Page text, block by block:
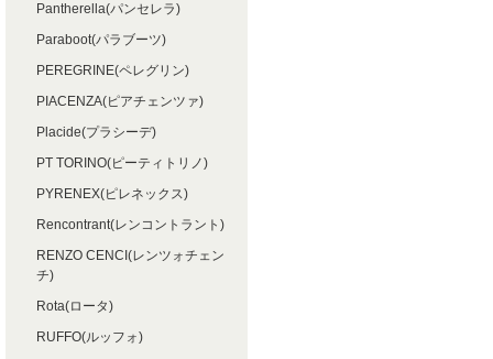
Pantherella(パンセレラ)
Paraboot(パラブーツ)
PEREGRINE(ペレグリン)
PIACENZA(ピアチェンツァ)
Placide(プラシーデ)
PT TORINO(ピーティトリノ)
PYRENEX(ピレネックス)
Rencontrant(レンコントラント)
RENZO CENCI(レンツォチェン
チ)
Rota(ロータ)
RUFFO(ルッフォ)